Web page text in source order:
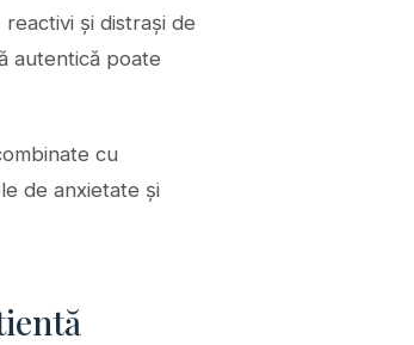
și distrași de
autentică poate
cu
de anxietate și